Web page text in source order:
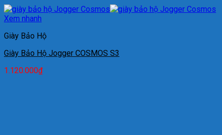
Xem nhanh
Giày Bảo Hộ
Giày Bảo Hộ Jogger COSMOS S3
1.120.000₫